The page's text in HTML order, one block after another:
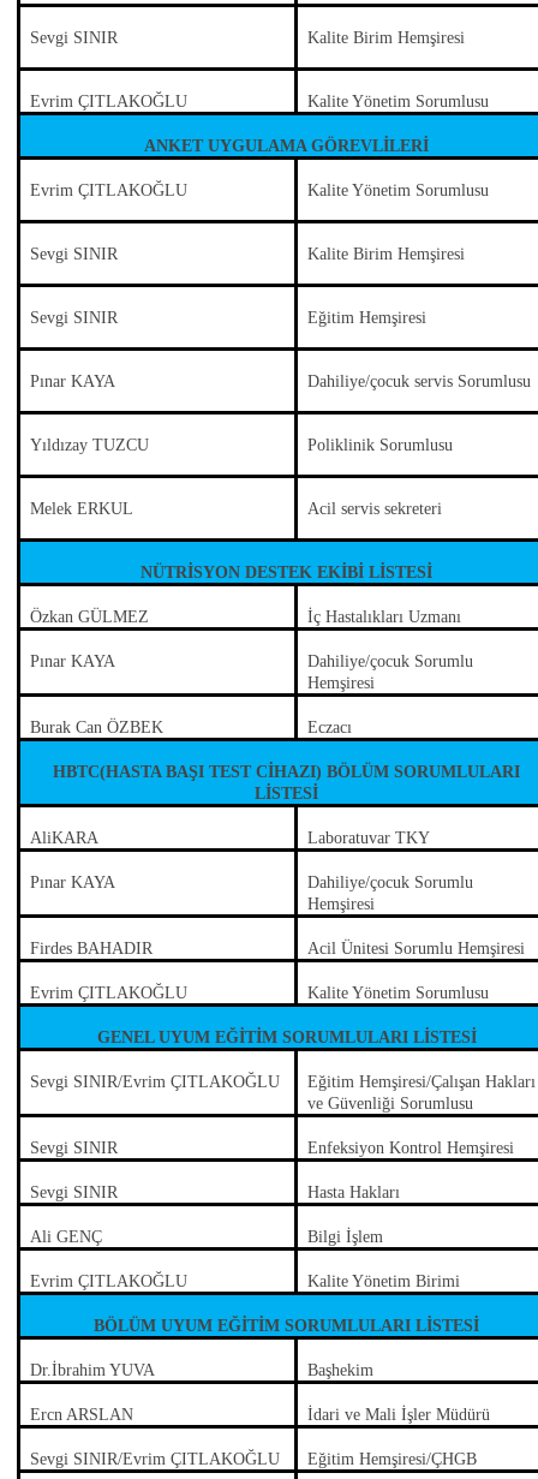
Sevgi SINIR Kalite Birim Hemşiresi
Evrim ÇITLAKOĞLU Kalite Yönetim Sorumlusu
ANKET UYGULAMA GÖREVLİLERİ
Evrim ÇITLAKOĞLU Kalite Yönetim Sorumlusu
Sevgi SINIR Kalite Birim Hemşiresi
Sevgi SINIR Eğitim Hemşiresi
Pınar KAYA Dahiliye/çocuk servis Sorumlusu
Yıldızay TUZCU Poliklinik Sorumlusu
Melek ERKUL Acil servis sekreteri
NÜTRİSYON DESTEK EKİBİ LİSTESİ
Özkan GÜLMEZ İç Hastalıkları Uzmanı
Pınar KAYA
Dahiliye/çocuk Sorumlu
Hemşiresi
Burak Can ÖZBEK Eczacı
HBTC(HASTA BAŞI TEST CİHAZI) BÖLÜM SORUMLULARI
LİSTESİ
AliKARA Laboratuvar TKY
Pınar KAYA
Dahiliye/çocuk Sorumlu
Hemşiresi
Firdes BAHADIR Acil Ünitesi Sorumlu Hemşiresi
Evrim ÇITLAKOĞLU Kalite Yönetim Sorumlusu
GENEL UYUM EĞİTİM SORUMLULARI LİSTESİ
Sevgi SINIR/Evrim ÇITLAKOĞLU
Eğitim Hemşiresi/Çalışan Hakları
ve Güvenliği Sorumlusu
Sevgi SINIR Enfeksiyon Kontrol Hemşiresi
Sevgi SINIR Hasta Hakları
Ali GENÇ Bilgi İşlem
Evrim ÇITLAKOĞLU Kalite Yönetim Birimi
BÖLÜM UYUM EĞİTİM SORUMLULARI LİSTESİ
Dr.İbrahim YUVA Başhekim
Ercn ARSLAN İdari ve Mali İşler Müdürü
Sevgi SINIR/Evrim ÇITLAKOĞLU Eğitim Hemşiresi/ÇHGB